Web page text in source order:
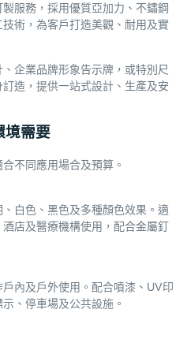
服務，採用優質亞加力、不鏽鋼
術，為客戶打造美觀、耐用及實
企業品牌形象告示牌，或特別尺
造，提供一站式設計、生產及安
境需要
不同應用場合及預算。
白色、黑色及多種顏色效果。適
店及醫療機構使用，配合金屬釘
內及戶外使用。配合噴漆、UV印
、停車場及公共設施。